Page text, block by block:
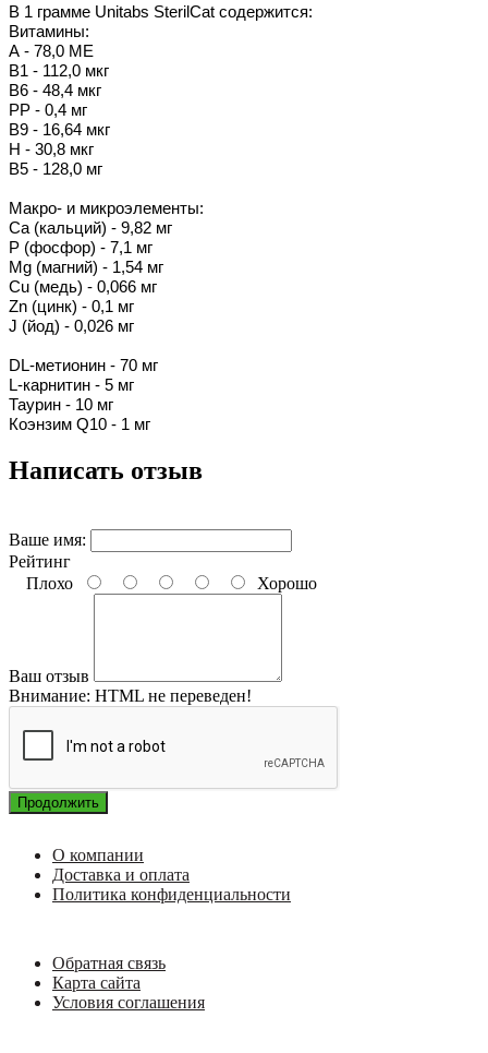
В 1 грамме Unitabs SterilCat содержится:
Витамины:
А - 78,0 МЕ
В1 - 112,0 мкг
В6 - 48,4 мкг
РР - 0,4 мг
В9 - 16,64 мкг
Н - 30,8 мкг
В5 - 128,0 мг
Макро- и микроэлементы:
Ca (кальций) - 9,82 мг
P (фосфор) - 7,1 мг
Mg (магний) - 1,54 мг
Cu (медь) - 0,066 мг
Zn (цинк) - 0,1 мг
J (йод) - 0,026 мг
DL-метионин - 70 мг
L-карнитин - 5 мг
Таурин - 10 мг
Коэнзим Q10 - 1 мг
Написать отзыв
Ваше имя:
Рейтинг
Плохо
Хорошо
Ваш отзыв
Внимание: HTML не переведен!
Продолжить
О компании
Доставка и оплата
Политика конфиденциальности
Обратная связь
Карта сайта
Условия соглашения